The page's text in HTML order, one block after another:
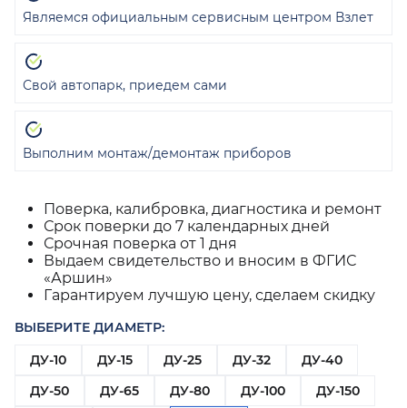
Поверка, калибровка, диагностика и ремонт
Срок поверки до 7 календарных дней
Срочная поверка от 1 дня
Выдаем свидетельство и вносим в ФГИС
«Аршин»
Гарантируем лучшую цену, сделаем скидку
ВЫБЕРИТЕ ДИАМЕТР:
ДУ-10
ДУ-15 ДУ-25 ДУ-32
ДУ-40
ДУ-50
ДУ-65 ДУ-80 ДУ-100
ДУ-150
Являемся официальным сервисным центром Взлет
Свой автопарк, приедем сами
Выполним монтаж/демонтаж приборов